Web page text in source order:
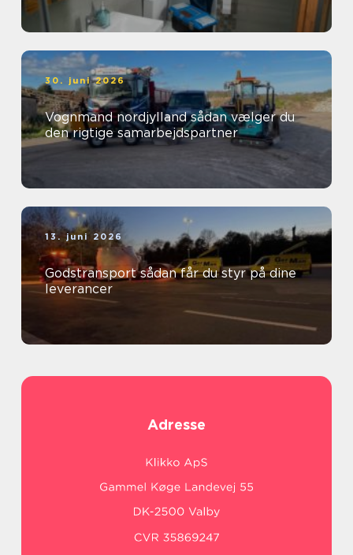
30. juni 2026
Vognmand nordjylland sådan vælger du
den rigtige samarbejdspartner
13. juni 2026
Godstransport sådan får du styr på dine
leverancer
Adresse